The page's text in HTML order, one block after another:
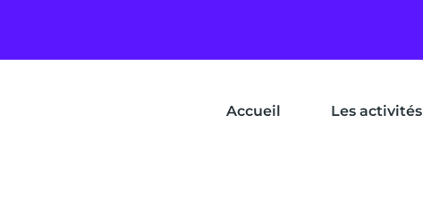
Accueil Les activités